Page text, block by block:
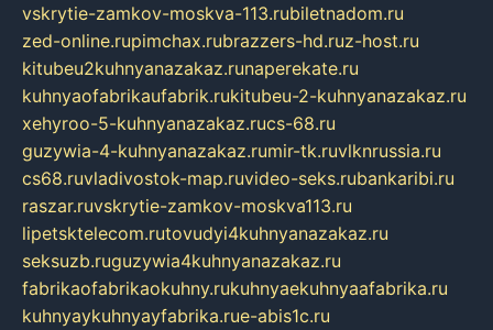
vskrytie-zamkov-moskva-113.rubiletnadom.ru
zed-online.rupimchax.rubrazzers-hd.ruz-host.ru
kitubeu2kuhnyanazakaz.runaperekate.ru
kuhnyaofabrikaufabrik.rukitubeu-2-kuhnyanazakaz.ru
xehyroo-5-kuhnyanazakaz.rucs-68.ru
guzywia-4-kuhnyanazakaz.rumir-tk.ruvlknrussia.ru
cs68.ruvladivostok-map.ruvideo-seks.rubankaribi.ru
raszar.ruvskrytie-zamkov-moskva113.ru
lipetsktelecom.rutovudyi4kuhnyanazakaz.ru
seksuzb.ruguzywia4kuhnyanazakaz.ru
fabrikaofabrikaokuhny.rukuhnyaekuhnyaafabrika.ru
kuhnyaykuhnyayfabrika.rue-abis1c.ru